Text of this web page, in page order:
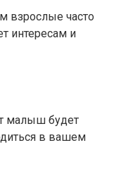
взрослые часто
интересам и
малыш будет
в вашем